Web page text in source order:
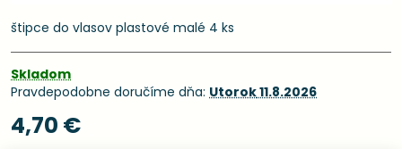
štipce do vlasov plastové malé 4 ks
Skladom
Pravdepodobne doručíme dňa: Utorok11.8.2026
4,70 €